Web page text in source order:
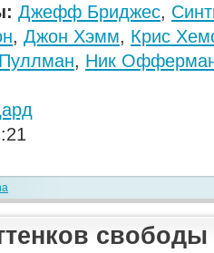
Джефф Бриджес,
, Джон Хэмм, Крис
, Ник
свободы